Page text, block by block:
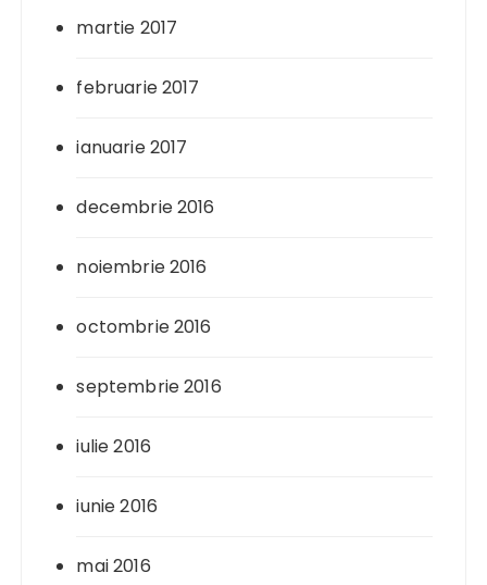
martie 2017
februarie 2017
ianuarie 2017
decembrie 2016
noiembrie 2016
octombrie 2016
septembrie 2016
iulie 2016
iunie 2016
mai 2016